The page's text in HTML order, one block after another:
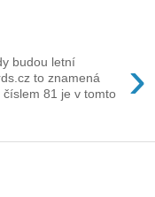
›
budou letní
to znamená
81 je v tomto